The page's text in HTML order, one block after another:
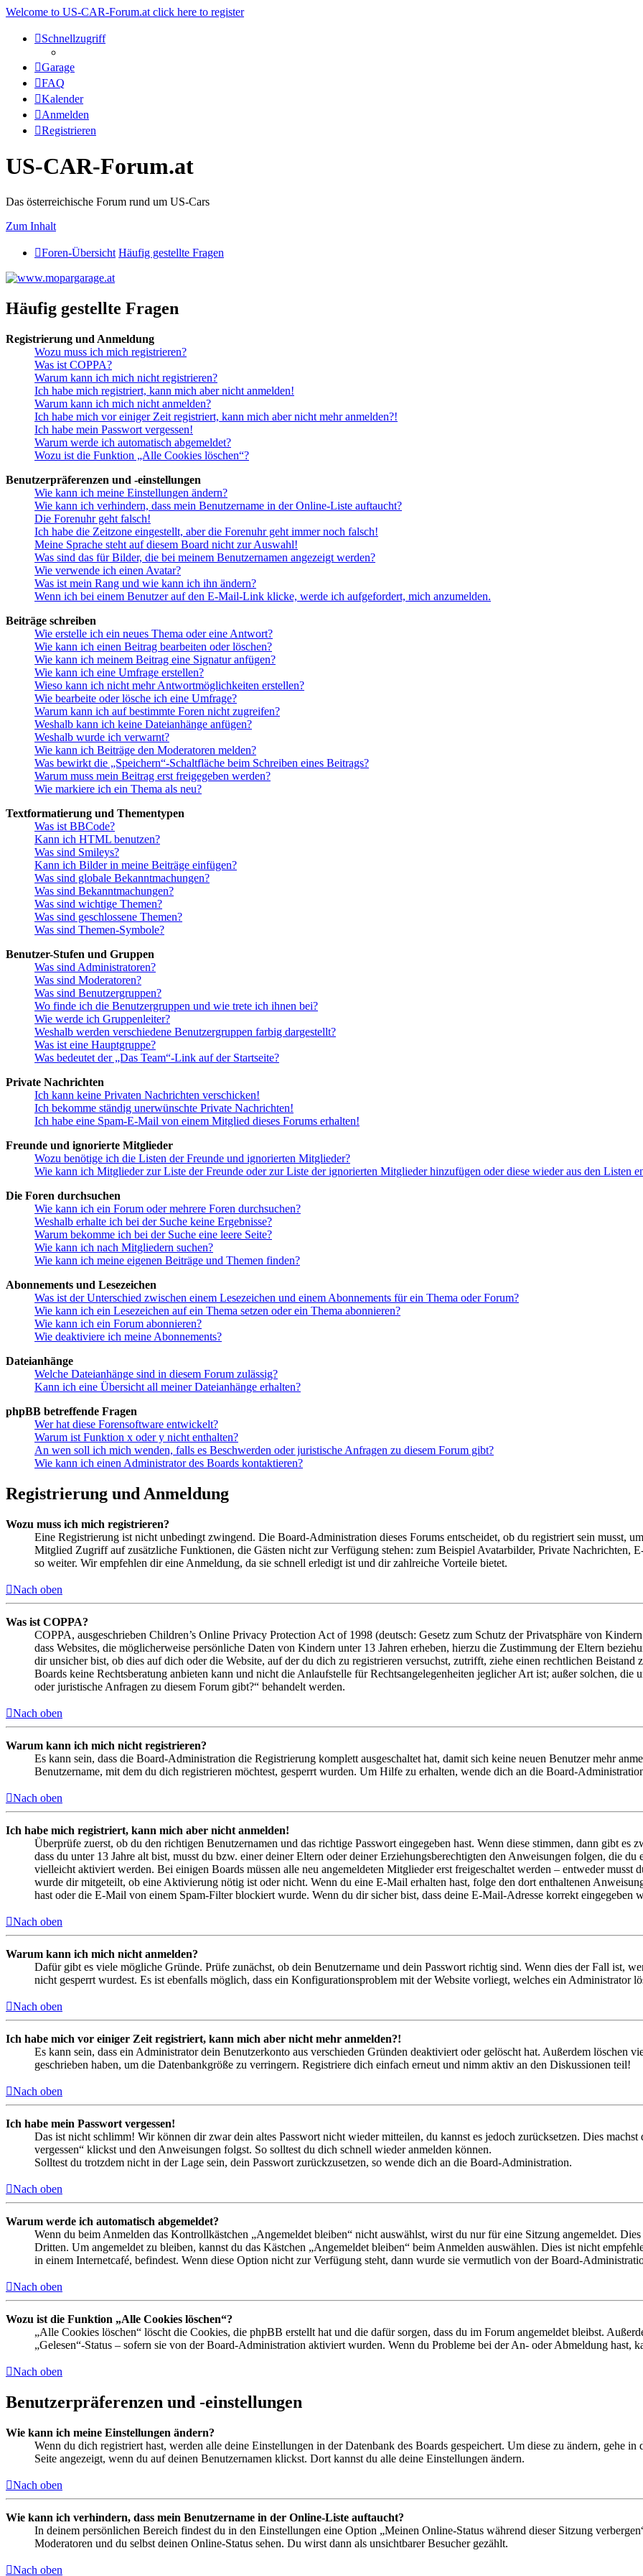
Welcome to US-CAR-Forum.at click here to register
Schnellzugriff
Garage
FAQ
Kalender
Anmelden
Registrieren
US-CAR-Forum.at
Das österreichische Forum rund um US-Cars
Zum Inhalt
Foren-Übersicht Häufig gestellte Fragen
Häufig gestellte Fragen
Registrierung und Anmeldung
Wozu muss ich mich registrieren?
Was ist COPPA?
Warum kann ich mich nicht registrieren?
Ich habe mich registriert, kann mich aber nicht anmelden!
Warum kann ich mich nicht anmelden?
Ich habe mich vor einiger Zeit registriert, kann mich aber nicht mehr anmelden?!
Ich habe mein Passwort vergessen!
Warum werde ich automatisch abgemeldet?
Wozu ist die Funktion „Alle Cookies löschen“?
Benutzerpräferenzen und -einstellungen
Wie kann ich meine Einstellungen ändern?
Wie kann ich verhindern, dass mein Benutzername in der Online-Liste auftaucht?
Die Forenuhr geht falsch!
Ich habe die Zeitzone eingestellt, aber die Forenuhr geht immer noch falsch!
Meine Sprache steht auf diesem Board nicht zur Auswahl!
Was sind das für Bilder, die bei meinem Benutzernamen angezeigt werden?
Wie verwende ich einen Avatar?
Was ist mein Rang und wie kann ich ihn ändern?
Wenn ich bei einem Benutzer auf den E-Mail-Link klicke, werde ich aufgefordert, mich anzumelden.
Beiträge schreiben
Wie erstelle ich ein neues Thema oder eine Antwort?
Wie kann ich einen Beitrag bearbeiten oder löschen?
Wie kann ich meinem Beitrag eine Signatur anfügen?
Wie kann ich eine Umfrage erstellen?
Wieso kann ich nicht mehr Antwortmöglichkeiten erstellen?
Wie bearbeite oder lösche ich eine Umfrage?
Warum kann ich auf bestimmte Foren nicht zugreifen?
Weshalb kann ich keine Dateianhänge anfügen?
Weshalb wurde ich verwarnt?
Wie kann ich Beiträge den Moderatoren melden?
Was bewirkt die „Speichern“-Schaltfläche beim Schreiben eines Beitrags?
Warum muss mein Beitrag erst freigegeben werden?
Wie markiere ich ein Thema als neu?
Textformatierung und Thementypen
Was ist BBCode?
Kann ich HTML benutzen?
Was sind Smileys?
Kann ich Bilder in meine Beiträge einfügen?
Was sind globale Bekanntmachungen?
Was sind Bekanntmachungen?
Was sind wichtige Themen?
Was sind geschlossene Themen?
Was sind Themen-Symbole?
Benutzer-Stufen und Gruppen
Was sind Administratoren?
Was sind Moderatoren?
Was sind Benutzergruppen?
Wo finde ich die Benutzergruppen und wie trete ich ihnen bei?
Wie werde ich Gruppenleiter?
Weshalb werden verschiedene Benutzergruppen farbig dargestellt?
Was ist eine Hauptgruppe?
Was bedeutet der „Das Team“-Link auf der Startseite?
Private Nachrichten
Ich kann keine Privaten Nachrichten verschicken!
Ich bekomme ständig unerwünschte Private Nachrichten!
Ich habe eine Spam-E-Mail von einem Mitglied dieses Forums erhalten!
Freunde und ignorierte Mitglieder
Wozu benötige ich die Listen der Freunde und ignorierten Mitglieder?
Wie kann ich Mitglieder zur Liste der Freunde oder zur Liste der ignorierten Mitglieder hinzufügen oder diese wieder aus den Listen
Die Foren durchsuchen
Wie kann ich ein Forum oder mehrere Foren durchsuchen?
Weshalb erhalte ich bei der Suche keine Ergebnisse?
Warum bekomme ich bei der Suche eine leere Seite?
Wie kann ich nach Mitgliedern suchen?
Wie kann ich meine eigenen Beiträge und Themen finden?
Abonnements und Lesezeichen
Was ist der Unterschied zwischen einem Lesezeichen und einem Abonnements für ein Thema oder Forum?
Wie kann ich ein Lesezeichen auf ein Thema setzen oder ein Thema abonnieren?
Wie kann ich ein Forum abonnieren?
Wie deaktiviere ich meine Abonnements?
Dateianhänge
Welche Dateianhänge sind in diesem Forum zulässig?
Kann ich eine Übersicht all meiner Dateianhänge erhalten?
phpBB betreffende Fragen
Wer hat diese Forensoftware entwickelt?
Warum ist Funktion x oder y nicht enthalten?
An wen soll ich mich wenden, falls es Beschwerden oder juristische Anfragen zu diesem Forum gibt?
Wie kann ich einen Administrator des Boards kontaktieren?
Registrierung und Anmeldung
Wozu muss ich mich registrieren?
Eine Registrierung ist nicht unbedingt zwingend. Die Board-Administration dieses Forums entscheidet, ob du registriert sein musst,
Mitglied Zugriff auf zusätzliche Funktionen, die Gästen nicht zur Verfügung stehen: zum Beispiel Avatarbilder, Private Nachrichten,
so weiter. Wir empfehlen dir eine Anmeldung, da sie schnell erledigt ist und dir zahlreiche Vorteile bietet.
Nach oben
Was ist COPPA?
COPPA, ausgeschrieben Children’s Online Privacy Protection Act of 1998 (deutsch: Gesetz zum Schutz der Privatsphäre von
dass Websites, die möglicherweise persönliche Daten von Kindern unter 13 Jahren erheben, hierzu die Zustimmung der Eltern
dir unsicher bist, ob dies auf dich oder die Website, auf der du dich zu registrieren versuchst, zutrifft, ziehe einen rechtlichen
Boards keine Rechtsberatung anbieten kann und nicht die Anlaufstelle für Rechtsangelegenheiten jeglicher Art ist; außer solchen,
oder juristische Anfragen zu diesem Forum gibt?“ behandelt werden.
Nach oben
Warum kann ich mich nicht registrieren?
Es kann sein, dass die Board-Administration die Registrierung komplett ausgeschaltet hat, damit sich keine neuen Benutzer mehr
Benutzername, mit dem du dich registrieren möchtest, gesperrt wurden. Um Hilfe zu erhalten, wende dich an die Board-
Nach oben
Ich habe mich registriert, kann mich aber nicht anmelden!
Überprüfe zuerst, ob du den richtigen Benutzernamen und das richtige Passwort eingegeben hast. Wenn diese stimmen, dann gibt es
dass du unter 13 Jahre alt bist, musst du bzw. einer deiner Eltern oder deiner Erziehungsberechtigten den Anweisungen folgen, die
vielleicht aktiviert werden. Bei einigen Boards müssen alle neu angemeldeten Mitglieder erst freigeschaltet werden – entweder musst
wurde dir mitgeteilt, ob eine Aktivierung nötig ist oder nicht. Wenn du eine E-Mail erhalten hast, folge den dort enthaltenen
hast oder die E-Mail von einem Spam-Filter blockiert wurde. Wenn du dir sicher bist, dass deine E-Mail-Adresse korrekt eingegeben
Nach oben
Warum kann ich mich nicht anmelden?
Dafür gibt es viele mögliche Gründe. Prüfe zunächst, ob dein Benutzername und dein Passwort richtig sind. Wenn dies der Fall ist,
nicht gesperrt wurdest. Es ist ebenfalls möglich, dass ein Konfigurationsproblem mit der Website vorliegt, welches ein Administrator
Nach oben
Ich habe mich vor einiger Zeit registriert, kann mich aber nicht mehr anmelden?!
Es kann sein, dass ein Administrator dein Benutzerkonto aus verschieden Gründen deaktiviert oder gelöscht hat. Außerdem löschen
geschrieben haben, um die Datenbankgröße zu verringern. Registriere dich einfach erneut und nimm aktiv an den Diskussionen teil!
Nach oben
Ich habe mein Passwort vergessen!
Das ist nicht schlimm! Wir können dir zwar dein altes Passwort nicht wieder mitteilen, du kannst es jedoch zurücksetzen. Dies
vergessen“ klickst und den Anweisungen folgst. So solltest du dich schnell wieder anmelden können.
Solltest du trotzdem nicht in der Lage sein, dein Passwort zurückzusetzen, so wende dich an die Board-Administration.
Nach oben
Warum werde ich automatisch abgemeldet?
Wenn du beim Anmelden das Kontrollkästchen „Angemeldet bleiben“ nicht auswählst, wirst du nur für eine Sitzung angemeldet.
Dritten. Um angemeldet zu bleiben, kannst du das Kästchen „Angemeldet bleiben“ beim Anmelden auswählen. Dies ist nicht
in einem Internetcafé, befindest. Wenn diese Option nicht zur Verfügung steht, dann wurde sie vermutlich von der Board-
Nach oben
Wozu ist die Funktion „Alle Cookies löschen“?
„Alle Cookies löschen“ löscht die Cookies, die phpBB erstellt hat und die dafür sorgen, dass du im Forum angemeldet bleibst.
„Gelesen“-Status – sofern sie von der Board-Administration aktiviert wurden. Wenn du Probleme bei der An- oder Abmeldung hast,
Nach oben
Benutzerpräferenzen und -einstellungen
Wie kann ich meine Einstellungen ändern?
Wenn du dich registriert hast, werden alle deine Einstellungen in der Datenbank des Boards gespeichert. Um diese zu ändern, gehe
Seite angezeigt, wenn du auf deinen Benutzernamen klickst. Dort kannst du alle deine Einstellungen ändern.
Nach oben
Wie kann ich verhindern, dass mein Benutzername in der Online-Liste auftaucht?
In deinem persönlichen Bereich findest du in den Einstellungen eine Option „Meinen Online-Status während dieser Sitzung
Moderatoren und du selbst deinen Online-Status sehen. Du wirst dann als unsichtbarer Besucher gezählt.
Nach oben